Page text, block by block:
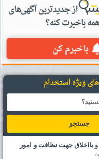
ویژه استخدام
جستجو
و بااخلاق جهت نظافت و امور